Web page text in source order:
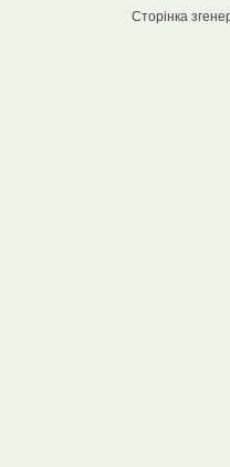
Сторінка